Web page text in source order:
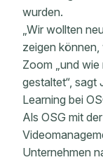
wurden.
„Wir wollten
zeigen
Zoom „und
gestaltet“, sagt
Learning bei
Als OSG mit
Unternehmen